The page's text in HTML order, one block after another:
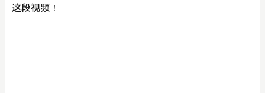
这段视频！